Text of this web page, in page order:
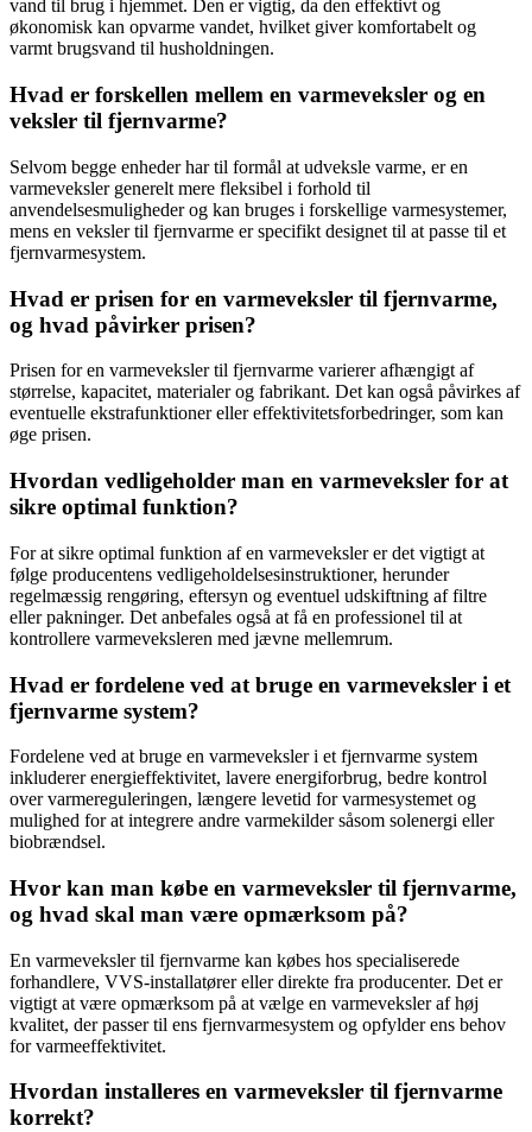
vand til brug i hjemmet. Den er vigtig, da den effektivt og
økonomisk kan opvarme vandet, hvilket giver komfortabelt og
varmt brugsvand til husholdningen.
Hvad er forskellen mellem en varmeveksler og en
veksler til fjernvarme?
Selvom begge enheder har til formål at udveksle varme, er en
varmeveksler generelt mere fleksibel i forhold til
anvendelsesmuligheder og kan bruges i forskellige varmesystemer,
mens en veksler til fjernvarme er specifikt designet til at passe til et
fjernvarmesystem.
Hvad er prisen for en varmeveksler til fjernvarme,
og hvad påvirker prisen?
Prisen for en varmeveksler til fjernvarme varierer afhængigt af
størrelse, kapacitet, materialer og fabrikant. Det kan også påvirkes af
eventuelle ekstrafunktioner eller effektivitetsforbedringer, som kan
øge prisen.
Hvordan vedligeholder man en varmeveksler for at
sikre optimal funktion?
For at sikre optimal funktion af en varmeveksler er det vigtigt at
følge producentens vedligeholdelsesinstruktioner, herunder
regelmæssig rengøring, eftersyn og eventuel udskiftning af filtre
eller pakninger. Det anbefales også at få en professionel til at
kontrollere varmeveksleren med jævne mellemrum.
Hvad er fordelene ved at bruge en varmeveksler i et
fjernvarme system?
Fordelene ved at bruge en varmeveksler i et fjernvarme system
inkluderer energieffektivitet, lavere energiforbrug, bedre kontrol
over varmereguleringen, længere levetid for varmesystemet og
mulighed for at integrere andre varmekilder såsom solenergi eller
biobrændsel.
Hvor kan man købe en varmeveksler til fjernvarme,
og hvad skal man være opmærksom på?
En varmeveksler til fjernvarme kan købes hos specialiserede
forhandlere, VVS-installatører eller direkte fra producenter. Det er
vigtigt at være opmærksom på at vælge en varmeveksler af høj
kvalitet, der passer til ens fjernvarmesystem og opfylder ens behov
for varmeeffektivitet.
Hvordan installeres en varmeveksler til fjernvarme
korrekt?